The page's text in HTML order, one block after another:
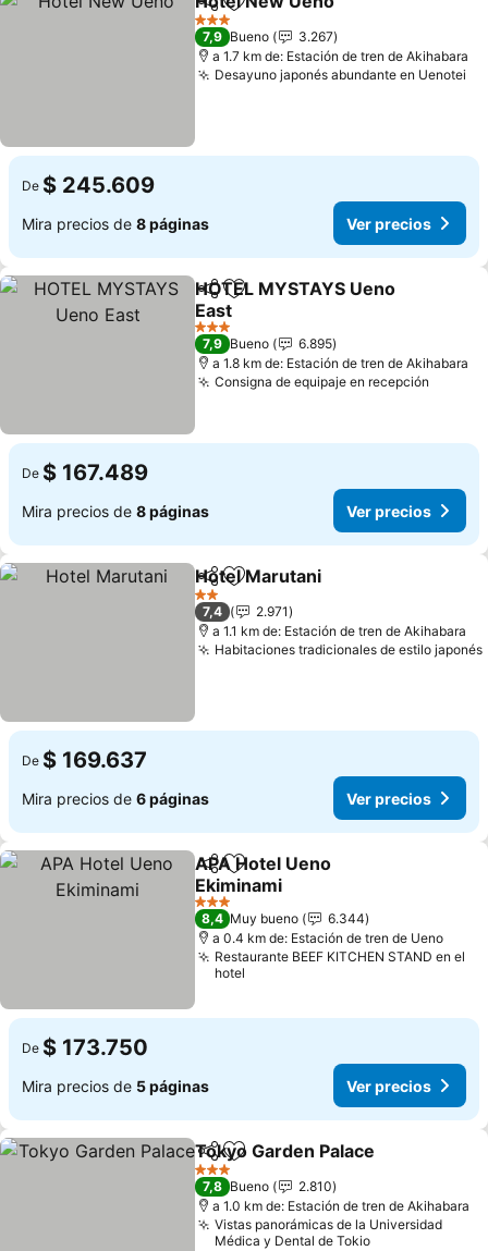
CompartirAgregar a favoritos
3 Estrellas
7,9 Bueno
3.267
a 1.7 km de: Estación de tren de Akihabara
Desayuno japonés abundante en Uenotei
De $ 245.609
Mira precios de 8 páginas Ver precios
CompartirAgregar a favoritos
HOTEL MYSTAYS Ueno
East
Ver precios
3 Estrellas
7,9 Bueno
6.895
a 1.8 km de: Estación de tren de Akihabara
Consigna de equipaje en recepción
De $ 167.489
Mira precios de 8 páginas Ver precios
CompartirAgregar a favoritos
Hotel Marutani
2 Estrellas
7,4
2.971
a 1.1 km de: Estación de tren de Akihabara
Habitaciones tradicionales de estilo japonés
De $ 169.637
Mira precios de 6 páginas Ver precios
CompartirAgregar a favoritos
APA Hotel Ueno
Ekiminami
Ver precios
3 Estrellas
8,4 Muy bueno
6.344
a 0.4 km de: Estación de tren de Ueno
Restaurante BEEF KITCHEN STAND en el
hotel
De $ 173.750
Mira precios de 5 páginas Ver precios
Compartir
Agregar a favoritos
Tokyo Garden Palace
3 Estrellas
7,8 Bueno
2.810
a 1.0 km de: Estación de tren de Akihabara
Vistas panorámicas de la Universidad
Médica y Dental de Tokio